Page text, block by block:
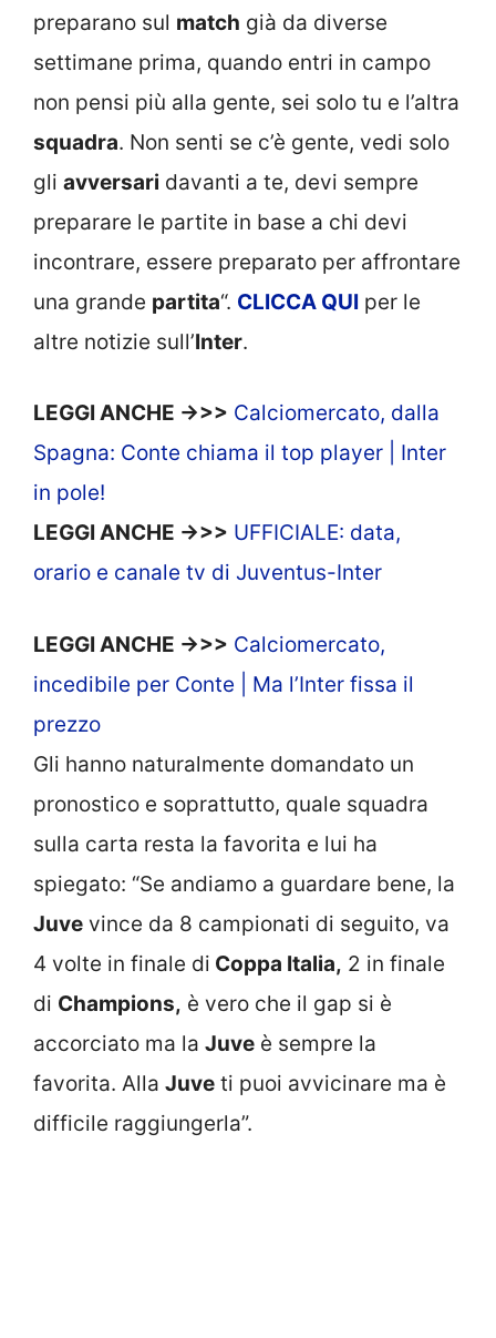
preparano sul match già da diverse
settimane prima, quando entri in campo
non pensi più alla gente, sei solo tu e l’altra
squadra. Non senti se c’è gente, vedi solo
gli avversari davanti a te, devi sempre
preparare le partite in base a chi devi
incontrare, essere preparato per affrontare
una grande partita“. CLICCA QUI per le
altre notizie sull’Inter.
LEGGI ANCHE ->>> Calciomercato, dalla
Spagna: Conte chiama il top player | Inter
in pole!
LEGGI ANCHE ->>> UFFICIALE: data,
orario e canale tv di Juventus-Inter
LEGGI ANCHE ->>> Calciomercato,
incedibile per Conte | Ma l’Inter fissa il
prezzo
Gli hanno naturalmente domandato un
pronostico e soprattutto, quale squadra
sulla carta resta la favorita e lui ha
spiegato: “Se andiamo a guardare bene, la
Juve vince da 8 campionati di seguito, va
4 volte in finale di Coppa Italia, 2 in finale
di Champions, è vero che il gap si è
accorciato ma la Juve è sempre la
favorita. Alla Juve ti puoi avvicinare ma è
difficile raggiungerla”.